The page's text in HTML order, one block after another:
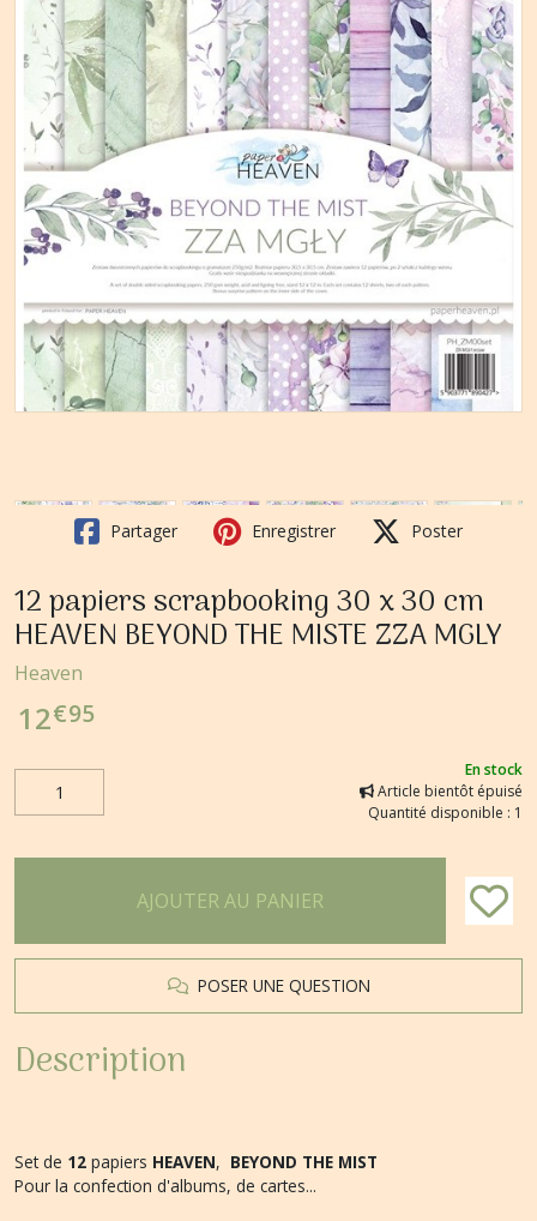
Partager Enregistrer Poster
12 papiers scrapbooking 30 x 30 cm
HEAVEN BEYOND THE MISTE ZZA MGLY
Heaven
12€95
En stock
Article bientôt épuisé
Quantité disponible : 1
AJOUTER AU PANIER
POSER UNE QUESTION
Description
Set de 12 papiers HEAVEN, BEYOND THE MIST
Pour la confection d'albums, de cartes...